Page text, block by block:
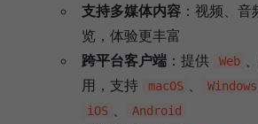
支持多媒体内容 ：视频、
览，体验更丰富
跨平台客户端 ：提供 Web
用，支持
macOS Windows
iOS Android